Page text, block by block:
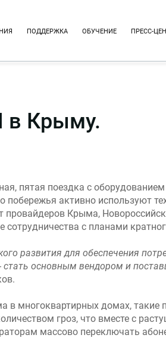
ПОДДЕРЖКА ОБУЧЕНИЕ ПРЕСС-
в Крыму.
пятая поездка с оборудованием
активно используют
Крыма,
с планами
развития для обеспечения
основным вендором и
в многоквартирных домах,
гроз, что вместе с
массово переключать